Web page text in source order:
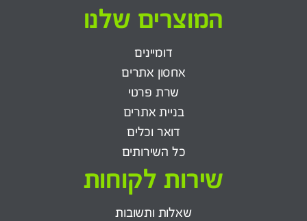
המוצרים שלנו
דומיינים
אחסון אתרים
שרת פרטי
בניית אתרים
דואר וכלים
כל השירותים
שירות לקוחות
שאלות ותשובות